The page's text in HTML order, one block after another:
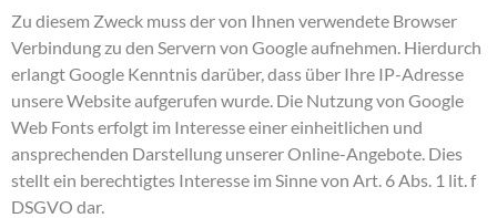
Zu diesem Zweck muss der von Ihnen verwendete Browser
Verbindung zu den Servern von Google aufnehmen. Hierdurch
erlangt Google Kenntnis darüber, dass über Ihre IP-Adresse
unsere Website aufgerufen wurde. Die Nutzung von Google
Web Fonts erfolgt im Interesse einer einheitlichen und
ansprechenden Darstellung unserer Online-Angebote. Dies
stellt ein berechtigtes Interesse im Sinne von Art. 6 Abs. 1 lit. f
DSGVO dar.